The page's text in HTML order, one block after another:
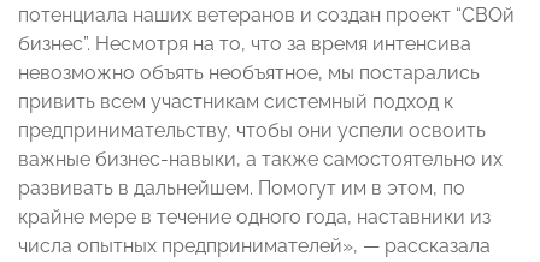
потенциала наших ветеранов и создан проект “СВОй
бизнес”. Несмотря на то, что за время интенсива
невозможно объять необъятное, мы постарались
привить всем участникам системный подход к
предпринимательству, чтобы они успели освоить
важные бизнес-навыки, а также самостоятельно их
развивать в дальнейшем. Помогут им в этом, по
крайне мере в течение одного года, наставники из
числа опытных предпринимателей», — рассказала